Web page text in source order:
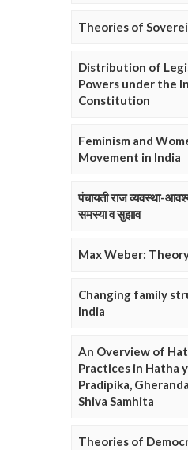
Theories of
Distribution of
Powers under the
Constitution
Feminism and
Movement in India
पंचायती राज व्यवस्था-
समस्या व सुझाव
Max Weber:
Changing family
India
An Overview of
Practices in Hatha
Pradipika,
Shiva Samhita
Theories of